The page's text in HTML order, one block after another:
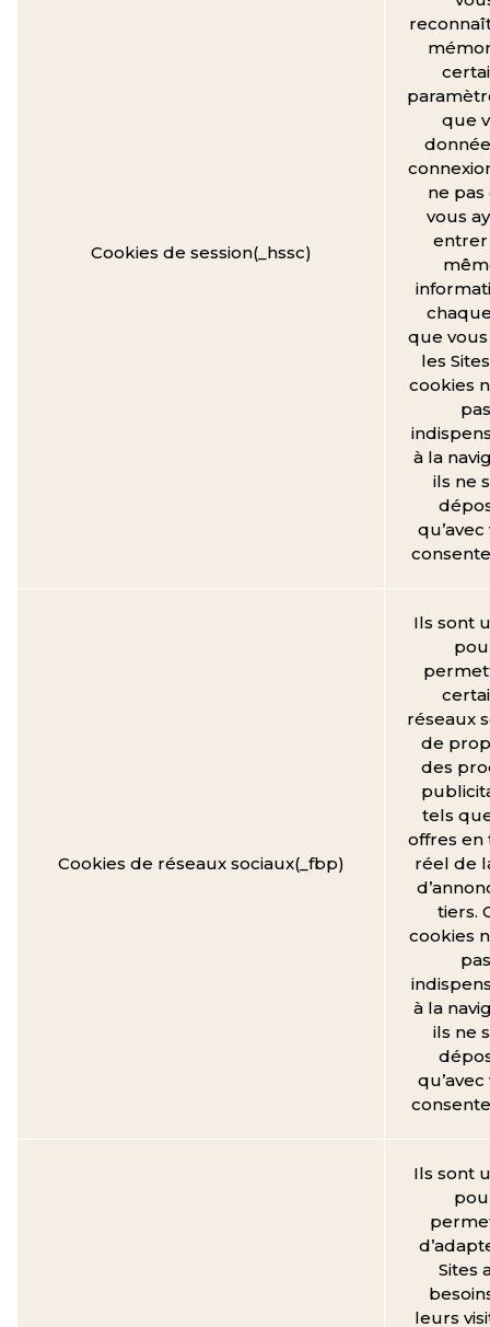
Cookies de session(_hssc)
que
ne
vous
entrer
que vous
les
cookies
pas
à la
ils ne
Cookies de réseaux sociaux(_fbp)
Ils sont
réseaux
de
des
tels
offres en
réel de
tiers.
cookies
pas
à la
ils ne
Ils sont
Sites
leurs